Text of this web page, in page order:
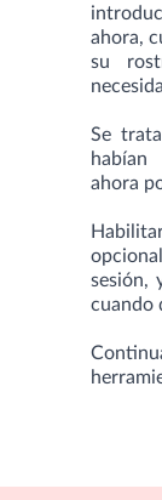
ahora,
su
Se
habían
ahora
sesión,
cuando